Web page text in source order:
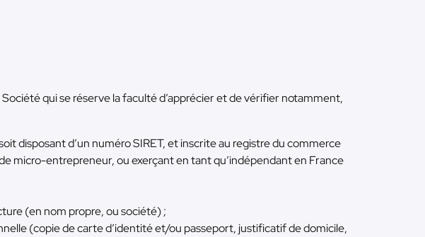
qui se réserve la faculté d’apprécier et de vérifier notamment,
disposant d’un numéro SIRET, et inscrite au registre du commerce
micro-entrepreneur, ou exerçant en tant qu’indépendant en France
(en nom propre, ou société) ;
(copie de carte d’identité et/ou passeport, justificatif de domicile,